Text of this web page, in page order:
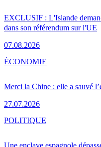
EXCLUSIF : L'Islande
dans son référendum sur l'UE
07.08.2026
Merci la Chine : elle a sauvé
27.07.2026
ÉCONOMIE
POLITIQUE